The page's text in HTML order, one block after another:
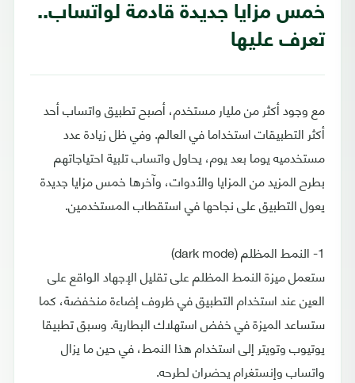
خمس مزايا جديدة قادمة لواتساب..
تعرف عليها
مع وجود أكثر من مليار مستخدم، أصبح تطبيق واتساب أحد
أكثر التطبيقات استخداما في العالم. وفي ظل زيادة عدد
مستخدميه يوما بعد يوم، يحاول واتساب تلبية احتياجاتهم
بطرح المزيد من المزايا والأدوات، وآخرها خمس مزايا جديدة
يعول التطبيق على نجاحها في استقطاب المستخدمين.
1- النمط المظلم (dark mode)
ستعمل ميزة النمط المظلم على تقليل الإجهاد الواقع على
العين عند استخدام التطبيق في ظروف إضاءة منخفضة، كما
ستساعد الميزة في خفض استهلاك البطارية. وسبق تطبيقا
يوتيوب وتويتر إلى استخدام هذا النمط، في حين ما يزال
واتساب وإنستغرام يحضران لطرحه.